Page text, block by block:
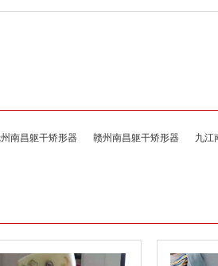
南昌躯干矫形器 赣州南昌躯干矫形器 九江